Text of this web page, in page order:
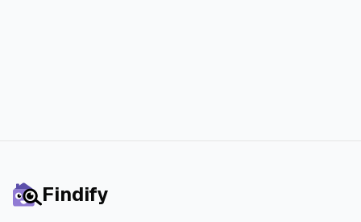
Findify